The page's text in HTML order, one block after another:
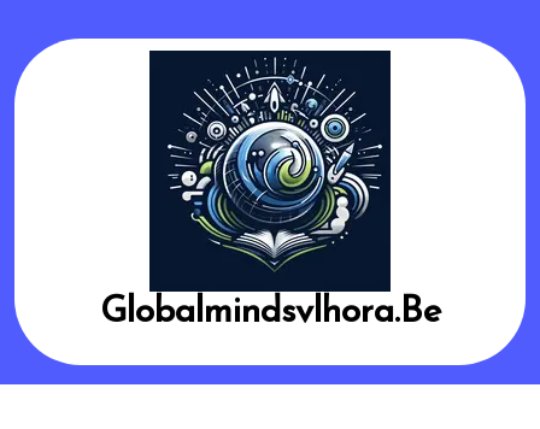
content
Globalmindsvlhora.be